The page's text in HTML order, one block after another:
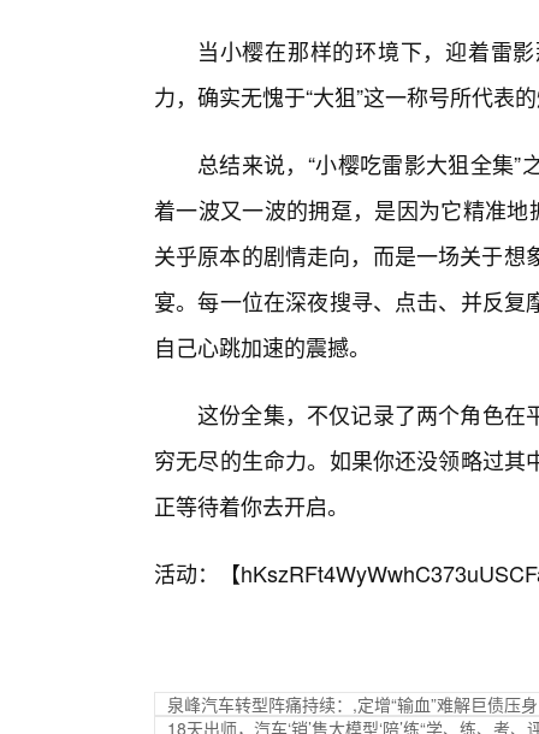
当小樱在那样的环境下，迎着雷
力，确实无愧于“大狙”这一称号所代表
总结来说，“小樱吃雷影大狙全集
着一波又一波的拥趸，是因为它精准
关乎原本的剧情走向，而是一场关于
宴。每一位在深夜搜寻、点击、并反
自己心跳加速的震撼。
这份全集，不仅记录了两个角色在
穷无尽的生命力。如果你还没领略过
正等待着你去开启。
活动：【
泉峰汽车转型阵痛持续：,定增“输血”难解巨债压身
18天出师，汽车‘销’售大模型‘陪’练“学、练、考